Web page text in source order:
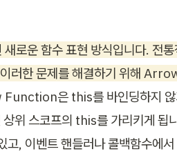
운 함수 표현 방식입니다. 전통
러한 문제를 해결하기 위해
은 this를 바인딩하지 않
스코프의 this를 가리키게 됩
, 이벤트 핸들러나 콜백함수에